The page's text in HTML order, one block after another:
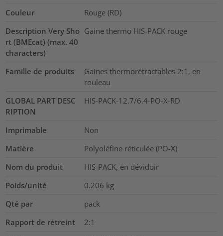
Couleur
Rouge (RD)
Description Very Sho
rt (BMEcat) (max. 40
characters)
Gaine thermo HIS-PACK rouge
Famille de produits
Gaines thermorétractables 2:1, en
rouleau
GLOBAL PART DESC
RIPTION
HIS-PACK-12.7/6.4-PO-X-RD
Imprimable
Non
Matière
Polyoléfine réticulée (PO-X)
Nom du produit
HIS-PACK, en dévidoir
Poids/unité
0.206 kg
Qté par
pack
Rapport de rétreint
2:1